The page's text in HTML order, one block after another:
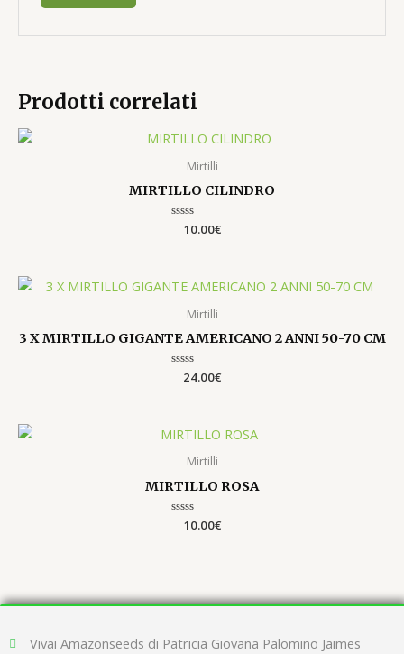
Prodotti correlati
Mirtilli
MIRTILLO CILINDRO
Valutato
10.00€
Mirtilli
3 X MIRTILLO GIGANTE AMERICANO 2 ANNI 50-70 CM
Valutato
24.00€
Mirtilli
MIRTILLO ROSA
Valutato
10.00€
Vivai Amazonseeds di Patricia Giovana Palomino Jaimes